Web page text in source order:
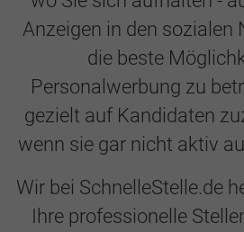
Anzeigen in den sozialen
die beste
Personalwerbung zu
gezielt auf Kandidaten
wenn sie gar nicht aktiv
Wir bei SchnelleStelle.de
Ihre professionelle